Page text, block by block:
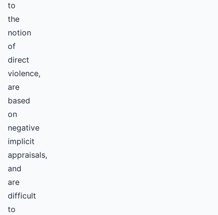
to
the
notion
of
direct
violence,
are
based
on
negative
implicit
appraisals,
and
are
difficult
to